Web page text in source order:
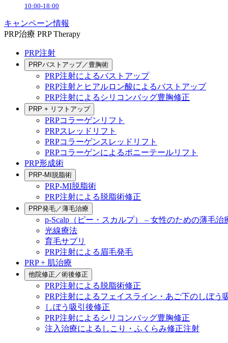
10:00-18:00
キャンペーン情報
PRP治療 PRP Therapy
PRP注射
PRPバストアップ／豊胸術
PRP注射によるバストアップ
PRP注射とヒアルロン酸によるバストアップ
PRP注射によるシリコンバッグ豊胸修正
PRP + リフトアップ
PRPコラーゲンリフト
PRPスレッドリフト
PRPコラーゲンスレッドリフト
PRPコラーゲンによるポニーテールリフト
PRP形成術
PRP-MI脱脂術
PRP-MI脱脂術
PRP注射による脱脂術修正
PRP発毛／薄毛治療
p-Scalp（ピー・スカルプ） – 女性のための薄毛治
光線療法
育毛サプリ
PRP注射による眉毛発毛
PRP + 肌治療
他院修正／術後修正
PRP注射による脱脂術修正
PRP注射によるフェイスライン・あご下のしぼう
しぼう吸引後修正
PRP注射によるシリコンバッグ豊胸修正
注入治療によるしこり・ふくらみ修正注射